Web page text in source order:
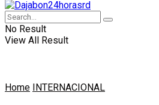
No Result
View All Result
Home INTERNACIONAL